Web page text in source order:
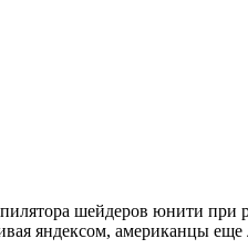
шейдеров юнити при
яндексом, американцы